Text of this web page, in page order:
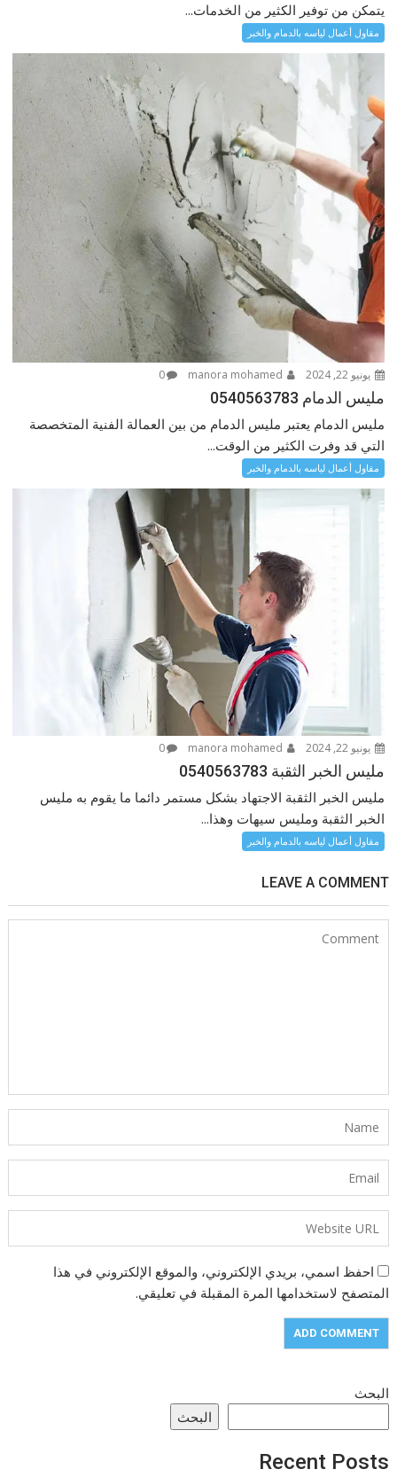
يتمكن من توفير الكثير من الخدمات...
مقاول أعمال لياسه بالدمام والخبر
يونيو 22, 2024 0
مليس الدمام 0540563783
مليس الدمام يعتبر مليس الدمام من بين العمالة الفنية المتخصصة
التي قد وفرت الكثير من الوقت...
مقاول أعمال لياسه بالدمام والخبر
يونيو 22, 2024 0
مليس الخبر الثقبة 0540563783
مليس الخبر الثقبة الاجتهاد بشكل مستمر دائما ما يقوم به مليس
الخبر الثقبة ومليس سيهات وهذا...
مقاول أعمال لياسه بالدمام والخبر
LEAVE A COMMENT
احفظ اسمي، بريدي الإلكتروني، والموقع الإلكتروني في هذا
المتصفح لاستخدامها المرة المقبلة في تعليقي.
البحث
البحث
Recent Posts